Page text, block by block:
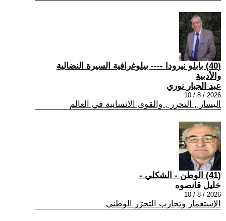
(40) بابلو نيرودا ---- بيلوغرافية السيرة النضالية
والأدبية
عبد الجبار نوري
2026 / 8 / 10
اليسار , التحرر , والقوى الانسانية في العالم
(41) الوطن - الشكلي -
خليل قانصوه
2026 / 8 / 10
الإستعمار وتجارب التحرّر الوطني